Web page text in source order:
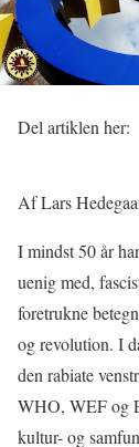
Del artiklen her:
Af Lars
I mindst 50 år
uenig med,
foretrukne
og revolution. I
den rabiate
WHO, WEF og
kultur- og